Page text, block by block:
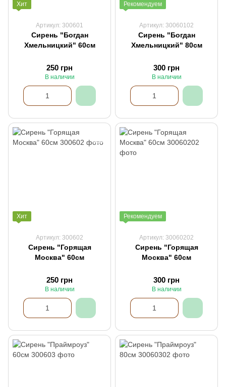
Хит
Артикул: 300601
Сирень "Богдан
Хмельницкий" 60см
250 грн
В наличии
Рекомендуем
Артикул: 30060102
Сирень "Богдан
Хмельницкий" 80см
300 грн
В наличии
Хит
Артикул: 300602
Сирень "Горящая
Москва" 60см
250 грн
В наличии
Рекомендуем
Артикул: 30060202
Сирень "Горящая
Москва" 60см
300 грн
В наличии